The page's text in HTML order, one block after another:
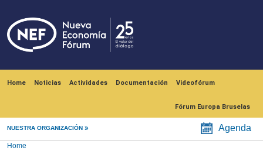
Home Noticias Actividades Documentación Videofórum
Fórum Europa Bruselas
NUESTRA ORGANIZACIÓN Agenda
Home